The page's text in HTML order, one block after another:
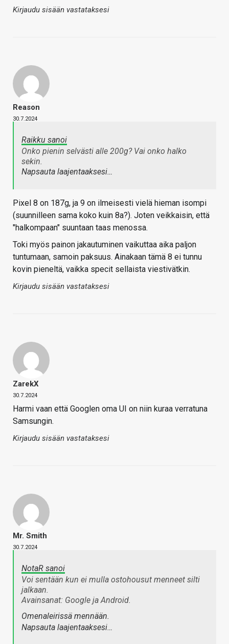
Kirjaudu sisään vastataksesi
Reason
30.7.2024
Raikku sanoi
Onko pienin selvästi alle 200g? Vai onko halko
sekin.
Napsauta laajentaaksesi…
Pixel 8 on 187g, ja 9 on ilmeisesti vielä hieman isompi
(suunnilleen sama koko kuin 8a?). Joten veikkaisin, että
"halkompaan" suuntaan taas menossa.
Toki myös painon jakautuminen vaikuttaa aika paljon
tuntumaan, samoin paksuus. Ainakaan tämä 8 ei tunnu
kovin pieneltä, vaikka specit sellaista viestivätkin.
Kirjaudu sisään vastataksesi
ZarekX
30.7.2024
Harmi vaan että Googlen oma UI on niin kuraa verratuna
Samsungin.
Kirjaudu sisään vastataksesi
Mr. Smith
30.7.2024
NotaR sanoi
Voi sentään kun ei mulla ostohousut menneet silti
jalkaan.
Avainsanat: Google ja Android.
Omenaleirissä mennään.
Napsauta laajentaaksesi…